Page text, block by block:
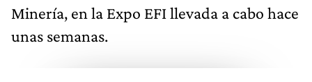
Minería, en la Expo EFI llevada a cabo hace
unas semanas.